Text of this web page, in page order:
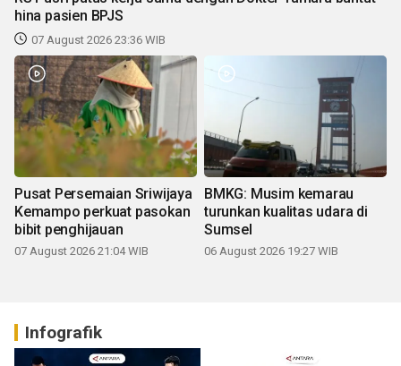
hina pasien BPJS
07 August 2026 23:36 WIB
Pusat Persemaian Sriwijaya
Kemampo perkuat pasokan
bibit penghijauan
07 August 2026 21:04 WIB
BMKG: Musim kemarau
turunkan kualitas udara di
Sumsel
06 August 2026 19:27 WIB
Infografik